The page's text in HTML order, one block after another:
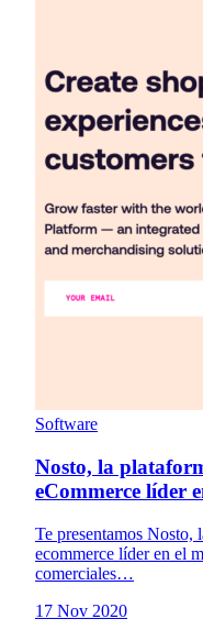
Software
Nosto, la
eCommerce líder
Te presentamos Nosto,
ecommerce líder en el
comerciales…
17 Nov 2020